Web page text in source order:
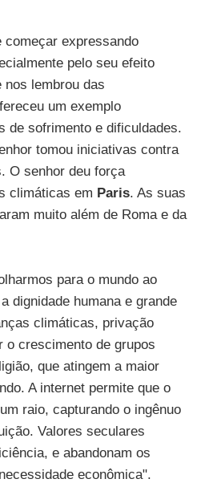
expressando
pelo seu efeito
nos lembrou das
um exemplo
de sofrimento e dificuldades.
tomou iniciativas contra
O senhor deu força
climáticas em Paris. As suas
muito além de Roma e da
para o mundo ao
dignidade humana e grande
climáticas, privação
o crescimento de grupos
que atingem a maior
A internet permite que o
raio, capturando o ingênuo
Valores seculares
e abandonam os
econômica".